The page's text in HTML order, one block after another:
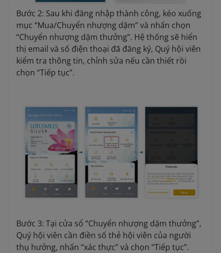
Bước 2: Sau khi đăng nhập thành công, kéo xuống
mục “Mua/Chuyển nhượng dặm” và nhấn chọn
“Chuyển nhượng dặm thưởng”. Hệ thống sẽ hiển
thị email và số điện thoại đã đăng ký, Quý hội viên
kiểm tra thông tin, chỉnh sửa nếu cần thiết rồi
chọn “Tiếp tục”.
Bước 3: Tại cửa sổ “Chuyển nhượng dặm thưởng”,
Quý hội viên cần điền số thẻ hội viên của người
thụ hưởng, nhấn “xác thực” và chọn “Tiếp tục”.